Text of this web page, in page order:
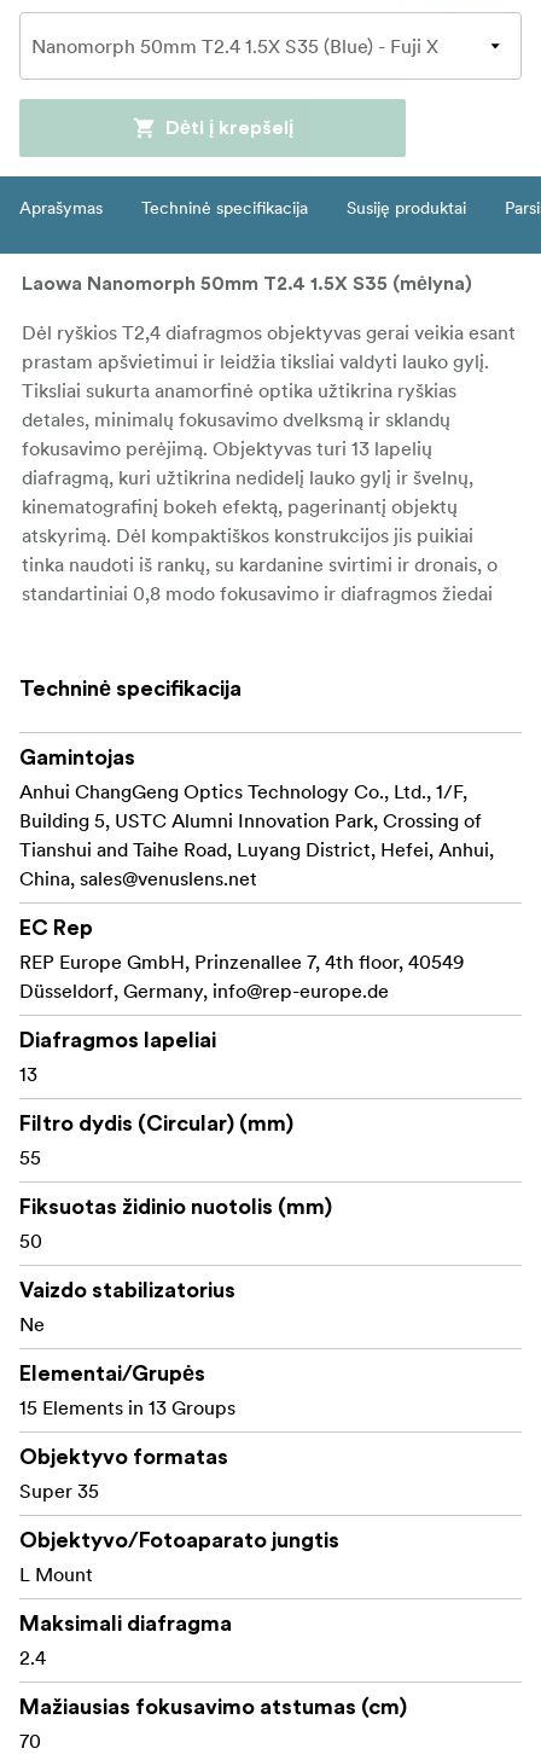
Dėti į krepšelį
Aprašymas Techninė specifikacija Susiję produktai
Laowa Nanomorph 50mm T2.4 1.5X S35 (mėlyna)
Dėl ryškios T2,4 diafragmos objektyvas gerai veikia esant
prastam apšvietimui ir leidžia tiksliai valdyti lauko gylį.
Tiksliai sukurta anamorfinė optika užtikrina ryškias
detales, minimalų fokusavimo dvelksmą ir sklandų
fokusavimo perėjimą. Objektyvas turi 13 lapelių
diafragmą, kuri užtikrina nedidelį lauko gylį ir švelnų,
kinematografinį bokeh efektą, pagerinantį objektų
atskyrimą. Dėl kompaktiškos konstrukcijos jis puikiai
tinka naudoti iš rankų, su kardanine svirtimi ir dronais, o
standartiniai 0,8 modo fokusavimo ir diafragmos žiedai
gintarinės ir sidabrinės atspindžių spalvų, todėl filmų
Ši objektyvo versija sukuria
blyksnį, kuris suteikia tradiciniams Holivudo
anamorfiniams objektyvams būdingą mokslinės
fantastikos ir didelio kontrasto vaizdą. Ryškūs mėlyni
dryžiai suteikia filmuotai medžiagai kinematografiškumo,
todėl šis objektyvas ypač gerai tinka veiksmo, trilerių ir
stilizuotiems filmams.
Pagrindinės savybės:
1,5x anamorfinis suspaudimas, užtikrinantis tikrą
50 mm židinio nuotolis, idealiai tinkantis
portretiniam kadravimui ir personažų kadrams
T2.4 diafragma, užtikrinanti puikų veikimą esant
silpnam apšvietimui ir lauko gylio valdymą
13 lapelių diafragma, užtikrinanti nedidelį lauko gylį
ir sklandų, menišką bokeh
užtikrinantys didelį kontrastą ir kinematografinę
estetiką
Gražus ovalus bokeh ir geresnis objektų atskyrimas
Kompaktiška ir lengva konstrukcija, puikiai tinkanti
filmuoti iš rankų, su kardanine svirtimi ir dronu
Tiksli anamorfinė optika su minimaliu fokusavimo
dvelksmu
sekančiam fokusavimui
Techninė specifikacija
Gamintojas
Anhui ChangGeng Optics Technology Co., Ltd., 1/F,
Building 5, USTC Alumni Innovation Park, Crossing of
Tianshui and Taihe Road, Luyang District, Hefei, Anhui,
China, sales@venuslens.net
EC Rep
REP Europe GmbH, Prinzenallee 7, 4th floor, 40549
Düsseldorf, Germany, info@rep-europe.de
Diafragmos lapeliai
13
Filtro dydis (Circular) (mm)
55
Fiksuotas židinio nuotolis (mm)
50
Vaizdo stabilizatorius
Ne
Elementai/Grupės
15 Elements in 13 Groups
Objektyvo formatas
Super 35
Objektyvo/Fotoaparato jungtis
L Mount
Maksimali diafragma
2.4
Mažiausias fokusavimo atstumas (cm)
70